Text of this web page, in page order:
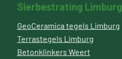
Sierbestrating Limburg
GeoCeramica tegels Limburg
Terrastegels Limburg
Betonklinkers Weert